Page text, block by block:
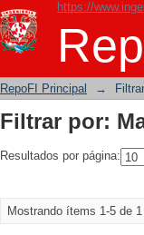
https://
Filtrar por:
RepoFI Principal →
Filtrar por:
Resultados por página:
Mostrando ítems 1-5 de 1